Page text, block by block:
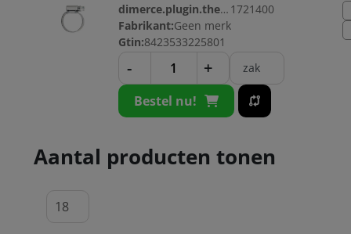
dimerce.plugin.theme.productnr: 1721400
Fabrikant:Geen merk
Gtin:8423533225801
- + zak
Bestel nu!
Aantal producten tonen